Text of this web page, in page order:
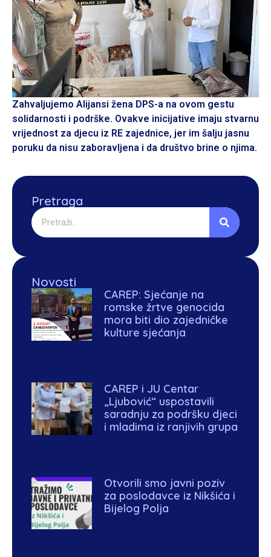
Zahvaljujemo Alijansi žena DPS-a na ovom gestu
solidarnosti i podrške. Ovakve inicijative imaju stvarnu
vrijednost za djecu iz RE zajednice, jer im šalju jasnu
poruku da nisu zaboravljena i da društvo brine o njima.
Pretraga
Novosti
CAREP: Sjećanje na
romske žrtve genocida
mora biti dio zajedničke
kulture sjećanja
CAREP i JU Centar
„Ljubović“ uspostavili
saradnju za podršku djeci
i mladima iz ranjivih grupa
Otvorili smo javni poziv
za poslodavce iz Nikšića i
Bijelog Polja